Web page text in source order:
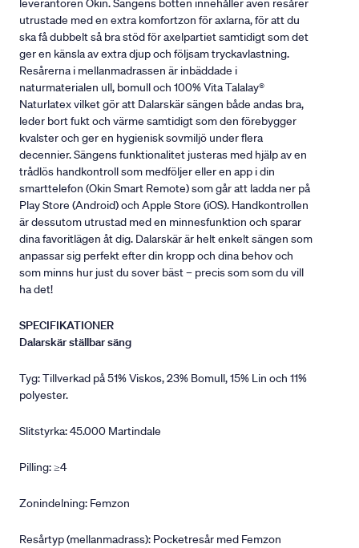
leverantören Okin. Sängens botten innehåller även resårer
utrustade med en extra komfortzon för axlarna, för att du
ska få dubbelt så bra stöd för axelpartiet samtidigt som det
ger en känsla av extra djup och följsam tryckavlastning.
Resårerna i mellanmadrassen är inbäddade i
naturmaterialen ull, bomull och 100% Vita Talalay®
Naturlatex vilket gör att Dalarskär sängen både andas bra,
leder bort fukt och värme samtidigt som den förebygger
kvalster och ger en hygienisk sovmiljö under flera
decennier. Sängens funktionalitet justeras med hjälp av en
trådlös handkontroll som medföljer eller en app i din
smarttelefon (Okin Smart Remote) som går att ladda ner på
Play Store (Android) och Apple Store (iOS). Handkontrollen
är dessutom utrustad med en minnesfunktion och sparar
dina favoritlägen åt dig. Dalarskär är helt enkelt sängen som
anpassar sig perfekt efter din kropp och dina behov och
som minns hur just du sover bäst – precis som som du vill
ha det!
SPECIFIKATIONER
Dalarskär ställbar säng
Tyg: Tillverkad på 51% Viskos, 23% Bomull, 15% Lin och 11%
polyester.
Slitstyrka: 45.000 Martindale
Pilling: ≥4
Zonindelning: Femzon
Resårtyp (mellanmadrass): Pocketresår med Femzon